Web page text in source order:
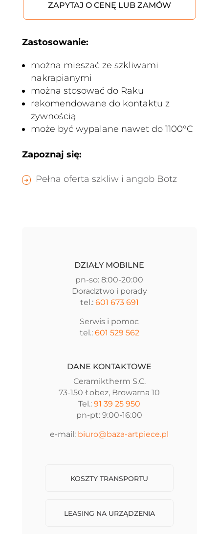
ZAPYTAJ O CENĘ LUB ZAMÓW
Zastosowanie:
można mieszać ze szkliwami
nakrapianymi
można stosować do Raku
rekomendowane do kontaktu z
żywnością
może być wypalane nawet do 1100°C
Zapoznaj się:
Pełna oferta szkliw i angob Botz
DZIAŁY MOBILNE
pn-so: 8:00-20:00
Doradztwo i porady
tel.: 601 673 691
Serwis i pomoc
tel.: 601 529 562
DANE KONTAKTOWE
Ceramiktherm S.C.
73-150 Łobez, Browarna 10
Tel.:91 39 25 950
pn-pt: 9:00-16:00
e-mail: biuro@baza-artpiece.pl
KOSZTY TRANSPORTU
LEASING NA URZĄDZENIA